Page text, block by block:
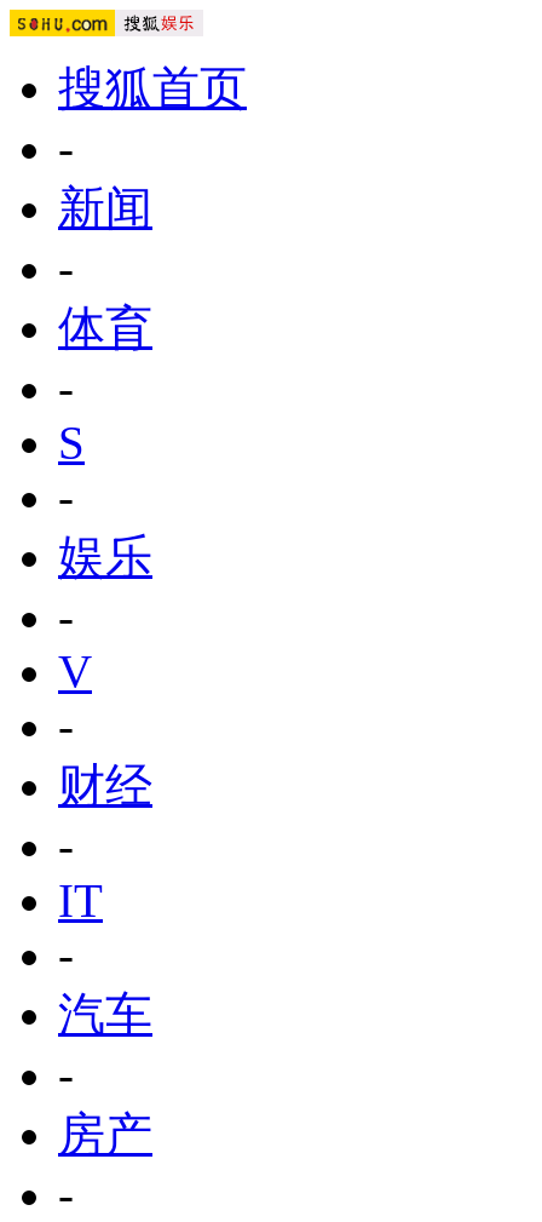
搜狐首页
-
新闻
-
体育
-
S
-
娱乐
-
V
-
财经
-
IT
-
汽车
-
房产
-